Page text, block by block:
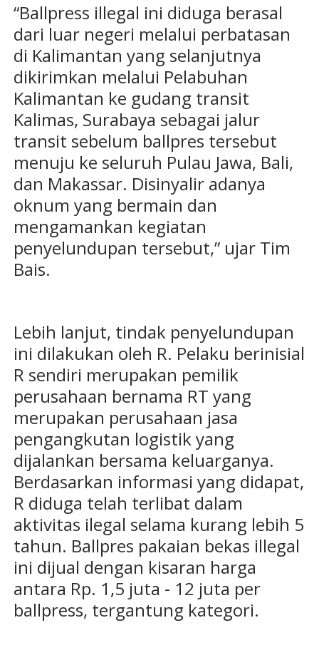
“Ballpress illegal ini diduga berasal
dari luar negeri melalui perbatasan
di Kalimantan yang selanjutnya
dikirimkan melalui Pelabuhan
Kalimantan ke gudang transit
Kalimas, Surabaya sebagai jalur
transit sebelum ballpres tersebut
menuju ke seluruh Pulau Jawa, Bali,
dan Makassar. Disinyalir adanya
oknum yang bermain dan
mengamankan kegiatan
penyelundupan tersebut,” ujar Tim
Bais.
Lebih lanjut, tindak penyelundupan
ini dilakukan oleh R. Pelaku berinisial
R sendiri merupakan pemilik
perusahaan bernama RT yang
merupakan perusahaan jasa
pengangkutan logistik yang
dijalankan bersama keluarganya.
Berdasarkan informasi yang didapat,
R diduga telah terlibat dalam
aktivitas ilegal selama kurang lebih 5
tahun. Ballpres pakaian bekas illegal
ini dijual dengan kisaran harga
antara Rp. 1,5 juta - 12 juta per
ballpress, tergantung kategori.